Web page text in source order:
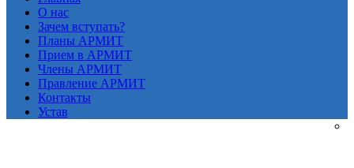
О нас
Зачем вступать?
Планы АРМИТ
Прием в АРМИТ
Члены АРМИТ
Правление АРМИТ
Контакты
Устав